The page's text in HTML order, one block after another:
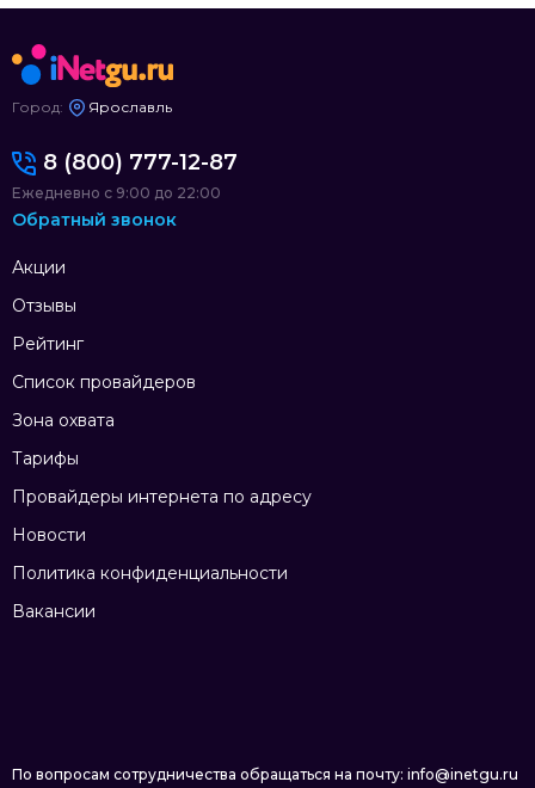
Город: Ярославль
Акции
Отзывы
Рейтинг
Список провайдеров
Зона охвата
Тарифы
Провайдеры интернета по адресу
Новости
Политика конфиденциальности
Вакансии
8 (800) 777-12-87
Ежедневно с 9:00 до 22:00
Обратный звонок
По вопросам сотрудничества обращаться на почту: info@inetgu.ru